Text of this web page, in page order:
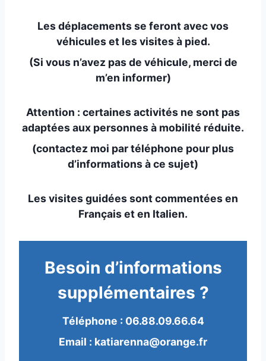
Les déplacements se feront avec vos
véhicules et les visites à pied.
(Si vous n’avez pas de véhicule, merci de
m’en informer)
Attention : certaines activités ne sont pas
adaptées aux personnes à mobilité réduite.
(contactez moi par téléphone pour plus
d’informations à ce sujet)
Les visites guidées sont commentées en
Français et en Italien.
Besoin d’informations
supplémentaires ?
Téléphone : 06.88.09.66.64
Email : katiarenna@orange.fr